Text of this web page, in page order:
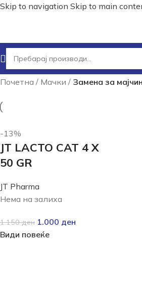
Skip to navigation Skip to main
Почетна / Мачки / Замена за
-13%
JT LACTO CAT 4 X
50 GR
JT Pharma
Нема на залиха
1.150ден 1.000 ден
Види повеќе